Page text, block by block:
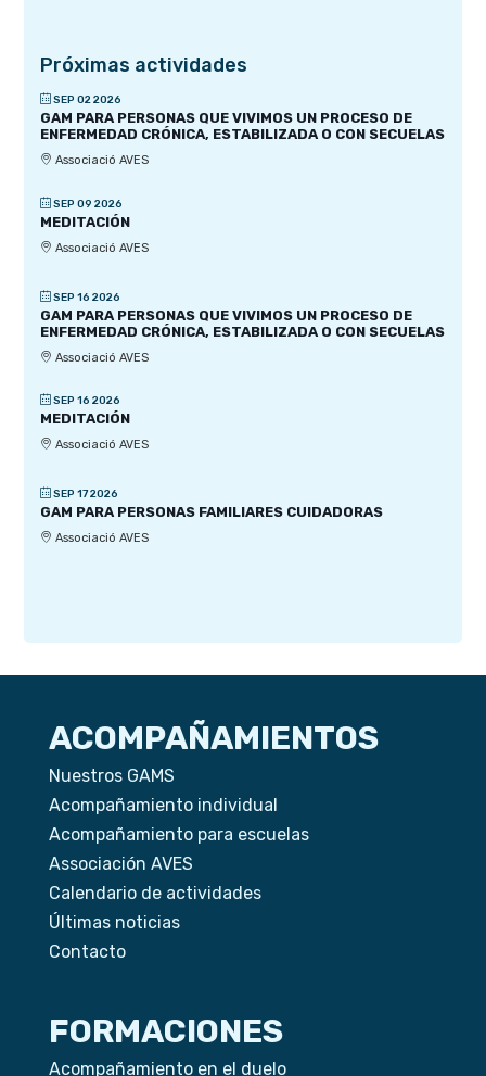
Próximas actividades
SEP 02 2026
GAM PARA PERSONAS QUE VIVIMOS UN PROCESO DE
ENFERMEDAD CRÓNICA, ESTABILIZADA O CON SECUELAS
Associació AVES
SEP 09 2026
MEDITACIÓN
Associació AVES
SEP 16 2026
GAM PARA PERSONAS QUE VIVIMOS UN PROCESO DE
ENFERMEDAD CRÓNICA, ESTABILIZADA O CON SECUELAS
Associació AVES
SEP 16 2026
MEDITACIÓN
Associació AVES
SEP 17 2026
GAM PARA PERSONAS FAMILIARES CUIDADORAS
Associació AVES
ACOMPAÑAMIENTOS
Nuestros GAMS
Acompañamiento individual
Acompañamiento para escuelas
Associación AVES
Calendario de actividades
Últimas noticias
Contacto
FORMACIONES
Acompañamiento en el duelo